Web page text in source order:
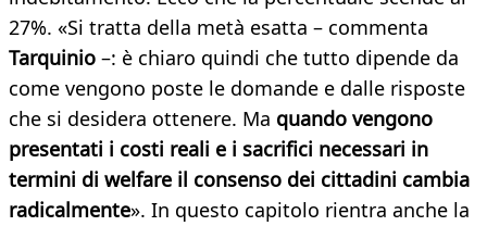
27%. «Si tratta della metà esatta – commenta
Tarquinio –: è chiaro quindi che tutto dipende da
come vengono poste le domande e dalle risposte
che si desidera ottenere. Ma quando vengono
presentati i costi reali e i sacrifici necessari in
termini di welfare il consenso dei cittadini cambia
radicalmente». In questo capitolo rientra anche la